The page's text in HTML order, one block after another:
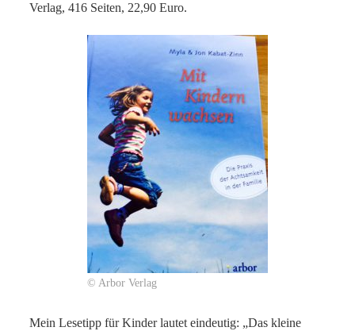
Verlag, 416 Seiten, 22,90 Euro.
© Arbor Verlag
Mein Lesetipp für Kinder lautet eindeutig: „Das kleine